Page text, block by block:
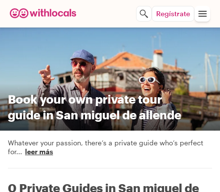
Regístrate
Book your own private tour
guide in San miguel de allende
Whatever your passion, there’s a private guide who’s perfect
for... leer más
0 Private Guides in San miguel de